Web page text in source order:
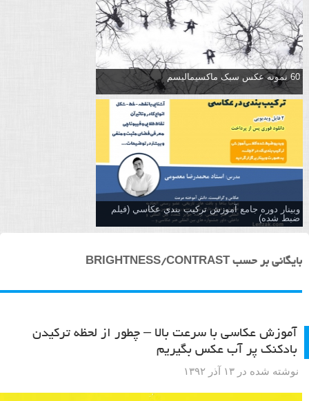
60 نمونه عکس سبک ماکسیمالیسم
وبینار دوره جامع آموزش تركيب بندي عكاسي (فیلم
ضبط شده)
بایگانی بر حسب BRIGHTNESS/CONTRAST
آموزش عکاسی با سرعت بالا – چطور از لحظه ترکیدن
بادکنک پر آب عکس بگیریم
نوشته شده در ۱۳ آذر ۱۳۹۲